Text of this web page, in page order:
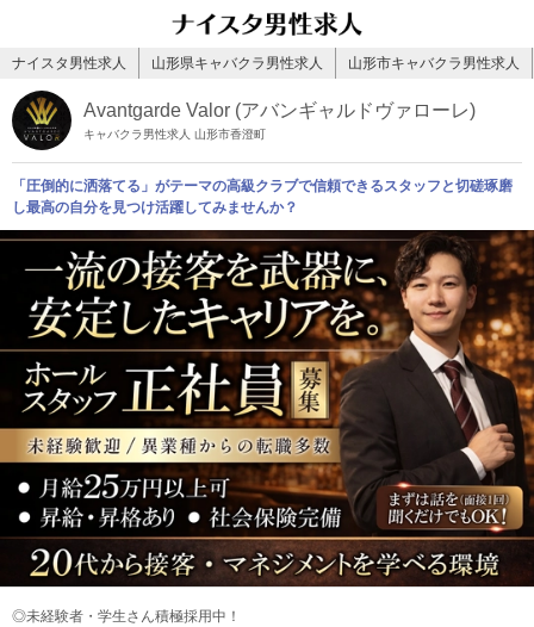
ナイスタ男性求人 山形県キャバクラ男性求人 山形市キャバクラ男性求人
Avantgarde Valor (アバンギャルドヴァローレ)
キャバクラ男性求人 山形市香澄町
「圧倒的に洒落てる」がテーマの高級クラブで信頼できるスタッフと切磋琢磨
し最高の自分を見つけ活躍してみませんか？
◎未経験者・学生さん積極採用中！